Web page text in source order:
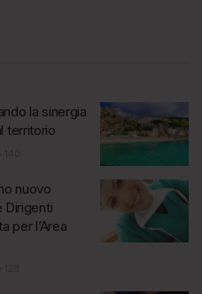
la sinergia
territorio
nuovo
Dirigenti
per l’Area